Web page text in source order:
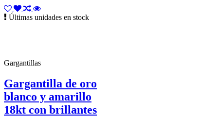
Últimas unidades en stock
Gargantillas
Gargantilla de oro
blanco y amarillo
18kt con brillantes